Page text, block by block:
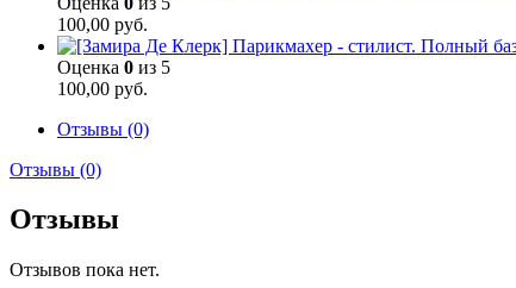
100,00 руб.
Оценка 0 из 5
100,00 руб.
Отзывы (0)
Отзывы (0)
Отзывы
Отзывов пока нет.